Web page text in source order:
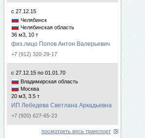
с 27.12.15
Челябинск
Челябинская область
36 м3, 10 т
физ.лицо Попов Антон Валерьевич
+7 (912) 320-29-17
с 27.12.15 по 01.01.70
Владимирская область
Москва
20 м3, 3.5 т
ИП Лебедева Светлана Аркадьевна
+7 (920) 627-65-23
посмотреть весь транспорт